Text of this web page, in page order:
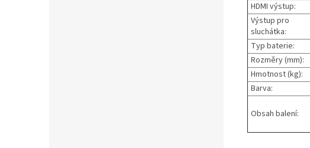
HDMI výstup:
Výstup pro
sluchátka:
Typ baterie:
Rozměry (mm):
Hmotnost (kg):
Barva:
Obsah balení: